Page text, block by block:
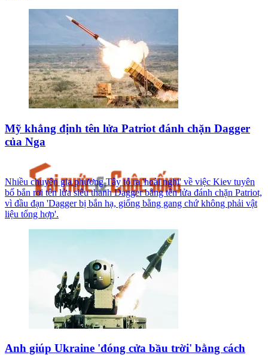
Mỹ khẳng định tên lửa Patriot đánh chặn Dagger
của Nga
Nhiều chuyên gia phương Tây tỏ ra 'hoài nghi' về việc Kiev tuyên
bố bắn rơi tên lửa siêu thanh Dagger bằng tên lửa đánh chặn Patriot,
vì đầu đạn 'Dagger bị bắn hạ, giống bằng gang chứ không phải vật
liệu tổng hợp'.
Anh giúp Ukraine 'đóng cửa bầu trời' bằng cách